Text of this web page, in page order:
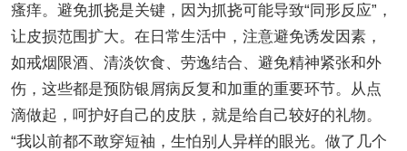
瘙痒。避免抓挠是关键，因为抓挠可能导致“同形反应”，
让皮损范围扩大。在日常生活中，注意避免诱发因素，
如戒烟限酒、清淡饮食、劳逸结合、避免精神紧张和外
伤，这些都是预防银屑病反复和加重的重要环节。从点
滴做起，呵护好自己的皮肤，就是给自己较好的礼物。
“我以前都不敢穿短袖，生怕别人异样的眼光。做了几个